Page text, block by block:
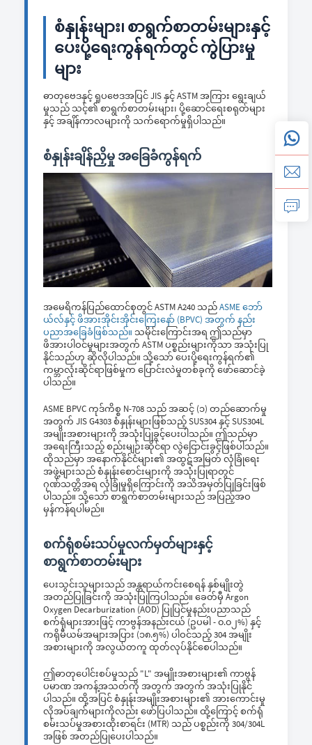
စံနှုန်းများ၊ စာရွက်စာတမ်းများနှင့်
ပေးပို့ရေးကွန်ရက်တွင် ကွဲပြားမှု
များ
ဓာတုဗေဒနှင့် ရူပဗေဒအပြင် JIS နှင့် ASTM အကြား ရွေးချယ်
မှုသည် သင့်၏ စာရွက်စာတမ်းများ၊ ပို့ဆောင်ရေးစရုတ်များ
နှင့် အချိန်ကာလများကို သက်ရောက်မှုရှိပါသည်။
စံနှုန်းချိန်ညှိမှု အခြေခံကွန်ရက်
အမေရိကန်ပြည်ထောင်စုတွင် ASTM A240 သည်ASME ဘော်
ယ်လ်နှင့် ဖိအားအိုင်းအိုင်းကြေးနော် (BPVC) အတွက် နည်း
ပညာအခြေခံဖြစ်သည်။ သမိုင်းကြောင်းအရ ဤသည်မှာ
ဖိအားပါဝင်မှုများအတွက် ASTM ပစ္စည်းများကိုသာ အသုံးပြု
နိုင်သည်ဟု ဆိုလိုပါသည်။ သို့သော် ပေးပို့ရေးကွန်ရက်၏
ကမ္ဘာလုံးဆိုင်ရာဖြစ်မှုက ပြောင်းလဲမှုတစ်ခုကို ဖော်ဆောင်ခဲ့
ပါသည်။
ASME BPVC ကုဒ်ကိစ္စ N-708 သည် အဆင့် (၁) တည်ဆောက်မှု
အတွက် JIS G4303 စံနှုန်းများဖြစ်သည့် SUS304 နှင့် SUS304L
အမျိုးအစားများကို အသုံးပြုခွင့်ပေးပါသည်။ ဤသည်မှာ
အရေးကြီးသည့် စည်းမျဉ်းဆိုင်ရာ လွဲငြောင်းခွင့်ဖြစ်ပါသည်။
ထိုသည်မှာ အနောက်နိုင်ငံများ၏ အထွဋ်အမြတ် လုံခြုံရေး
အဖွဲ့များသည် စံနှုန်းစောင်းများကို အသုံးပြုရာတွင်
ဂုဏ်သတ္တိအရ လုံခြုံမှုရှိကြောင်းကို အသိအမှတ်ပြုခြင်းဖြစ်
ပါသည်။ သို့သော် စာရွက်စာတမ်းများသည် အပြည့်အဝ
မှန်ကန်ရပါမည်။
စက်ရုံစမ်းသပ်မှုလက်မှတ်များနှင့်
စာရွက်စာတမ်းများ
ပေးသွင်းသူများသည် အန္တရာယ်ကင်းစေရန် နှစ်မျိုးတွဲ
အတည်ပြုခြင်းကို အသုံးပြုကြပါသည်။ ခေတ်မှီ Argon
Oxygen Decarburization (AOD) ပြုပြင်မှုနည်းပညာသည်
စက်ရုံများအားဖြင့် ကာဗွန်အနည်းငယ် (ဥပမါ - ၀.၀၂%) နှင့်
ကရိုမီယမ်အများအပြား (၁၈.၅%) ပါဝင်သည့် 304 အမျိုး
အစားများကို အလွယ်တကူ ထုတ်လုပ်နိုင်စေပါသည်။
ဤဓာတုပေါင်းစပ်မှုသည် "L" အမျိုးအစားများ၏ ကာဗွန်
ပမာဏ အကန့်အသတ်ကို အတွက် အတွက် အသုံးပြုနိုင်
ပါသည်။ ထို့အပြင် စံနှုန်းအမျိုးအစားများ၏ အားကောင်းမှု
လိုအပ်ချက်များကိုလည်း ဖော်ပြပါသည်။ ထို့ကြောင့် စက်ရုံ
စမ်းသပ်မှုအစားထိုးစာရင်း (MTR) သည် ပစ္စည်းကို 304/304L
အဖြစ် အတည်ပြုပေးပါသည်။